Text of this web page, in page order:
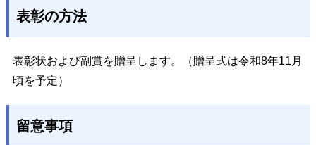
表彰の方法
表彰状および副賞を贈呈します。（贈呈式は令和8年11月
頃を予定）
留意事項